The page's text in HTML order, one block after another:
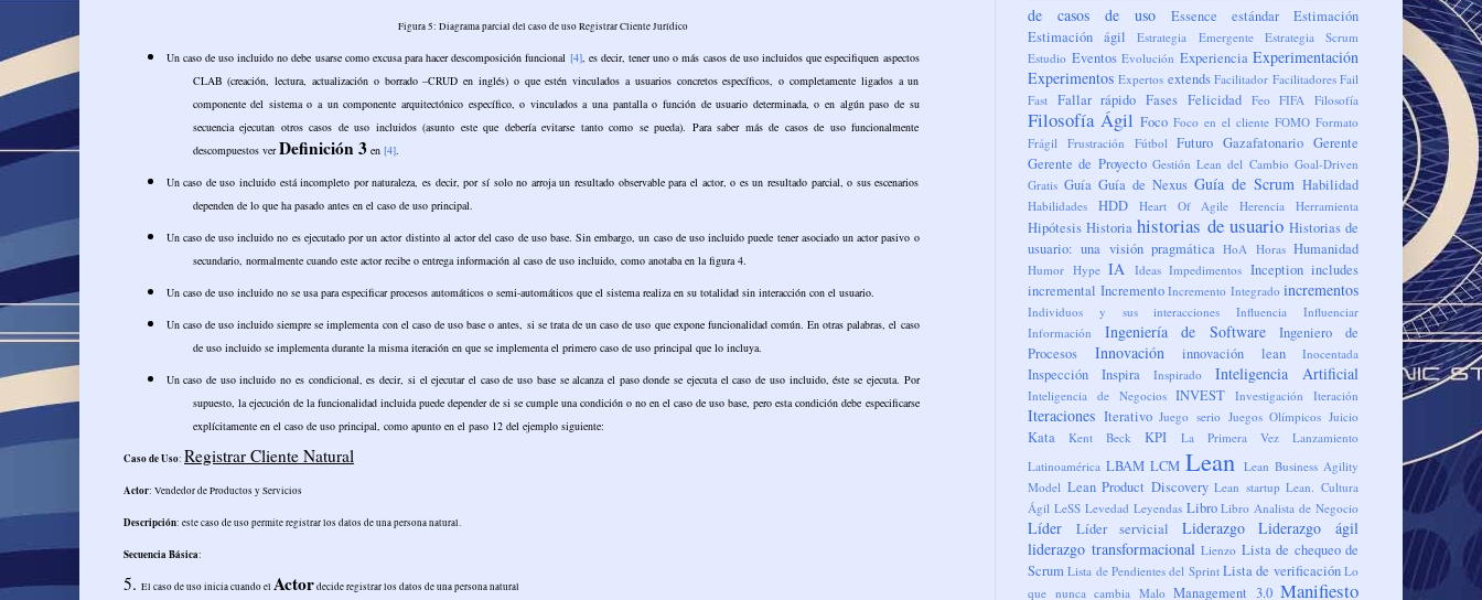
Figura 5: Diagrama parcial del caso de uso Registrar Cliente Jurídico
Un caso de uso incluido no debe usarse como excusa para hacer descomposición funcional [4], es decir, tener uno o más casos de uso incluidos que especifiquen aspectos
CLAB (creación, lectura, actualización o borrado –CRUD en inglés) o que estén vinculados a usuarios concretos específicos, o completamente ligados a un
componente del sistema o a un componente arquitectónico específico, o vinculados a una pantalla o función de usuario determinada, o en algún paso de su
secuencia ejecutan otros casos de uso incluidos (asunto este que debería evitarse tanto como se pueda). Para saber más de casos de uso funcionalmente
descompuestos verDefinición 3en [4].
Un caso de uso incluido está incompleto por naturaleza, es decir, por sí solo no arroja un resultado observable para el actor, o es un resultado parcial, o sus escenarios
dependen de lo que ha pasado antes en el caso de uso principal.
Un caso de uso incluido no es ejecutado por un actor distinto al actor del caso de uso base. Sin embargo, un caso de uso incluido puede tener asociado un actor pasivo o
secundario, normalmente cuando este actor recibe o entrega información al caso de uso incluido, como anotaba en la figura 4.
Un caso de uso incluido no se usa para especificar procesos automáticos o semi-automáticos que el sistema realiza en su totalidad sin interacción con el usuario.
Un caso de uso incluido siempre se implementa con el caso de uso base o antes, si se trata de un caso de uso que expone funcionalidad común. En otras palabras, el caso
de uso incluido se implementa durante la misma iteración en que se implementa el primero caso de uso principal que lo incluya.
Un caso de uso incluido no es condicional, es decir, si el ejecutar el caso de uso base se alcanza el paso donde se ejecuta el caso de uso incluido, éste se ejecuta. Por
supuesto, la ejecución de la funcionalidad incluida puede depender de si se cumple una condición o no en el caso de uso base, pero esta condición debe especificarse
explícitamente en el caso de uso principal, como apunto en el paso 12 del ejemplo siguiente:
Caso de Uso: Registrar Cliente Natural
Actor: Vendedor de Productos y Servicios
Descripción: este caso de uso permite registrar los datos de una persona natural.
Secuencia Básica:
5. El caso de uso inicia cuando el Actordecide registrar los datos de una persona natural
de casos de uso
Essence estándar
Estimación
Estimación ágil
Estrategia Emergente
Estrategia Scrum
Estudio Eventos Evolución Experiencia Experimentación
Experimentos Expertos extends Facilitador Facilitadores Fail
Fast Fallar rápido Fases Felicidad Feo FIFA Filosofía
Filosofía Ágil Foco Foco en el cliente FOMO Formato
Frágil Frustración Fútbol Futuro Gazafatonario Gerente
Gerente de Proyecto Gestión Lean del Cambio Goal-Driven
Gratis Guía Guía de Nexus Guía de Scrum Habilidad
Habilidades HDD Heart Of Agile Herencia Herramienta
Hipótesis Historia historias de usuario Historias de
usuario: una visión pragmática HoA Horas Humanidad
Humor Hype IA Ideas Impedimentos Inception includes
incremental Incremento Incremento Integrado incrementos
Individuos y sus interacciones Influencia
Influenciar
Información
Ingeniería de Software
Ingeniero de
Procesos
Innovación innovación lean Inocentada
Inspección Inspira Inspirado Inteligencia Artificial
Inteligencia de Negocios INVEST Investigación Iteración
Iteraciones Iterativo Juego serio Juegos Olímpicos Juicio
Kata Kent Beck KPI La Primera Vez
Lanzamiento
Latinoamérica LBAM LCM Lean Lean Business Agility
Model Lean Product Discovery Lean startup Lean. Cultura
Ágil LeSS Levedad Leyendas Libro Libro Analista de Negocio
Líder Líder servicial Liderazgo
Liderazgo ágil
liderazgo transformacional Lienzo Lista de chequeo de
Scrum Lista de Pendientes del Sprint Lista de verificación Lo
que nunca cambia Malo Management 3.0 Manifiesto